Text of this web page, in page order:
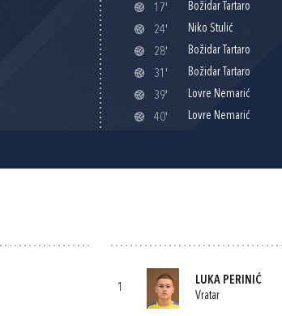
17'
Božidar Tartaro
24'
Niko Stulić
28'
Božidar Tartaro
31'
Božidar Tartaro
39'
Lovre Nemarić
40'
Lovre Nemarić
1
LUKA PERINIĆ
Vratar